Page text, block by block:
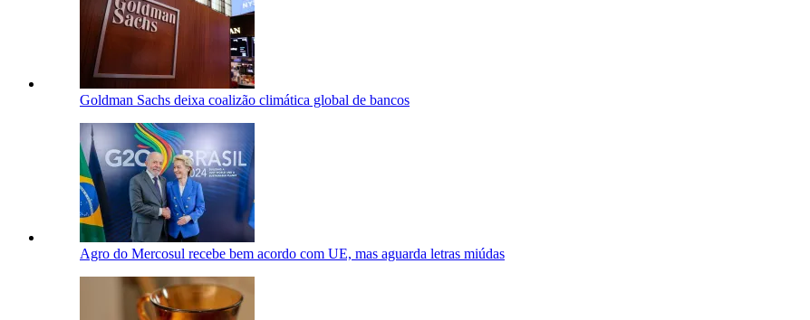
Goldman Sachs deixa coalizão climática global de bancos
Agro do Mercosul recebe bem acordo com UE, mas aguarda letras miúdas